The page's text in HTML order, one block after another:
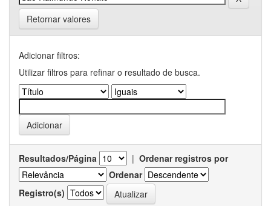
Retornar valores
Adicionar filtros:
Utilizar filtros para refinar o resultado de busca.
Resultados/Página | Ordenar registros por
Ordenar
Registro(s)